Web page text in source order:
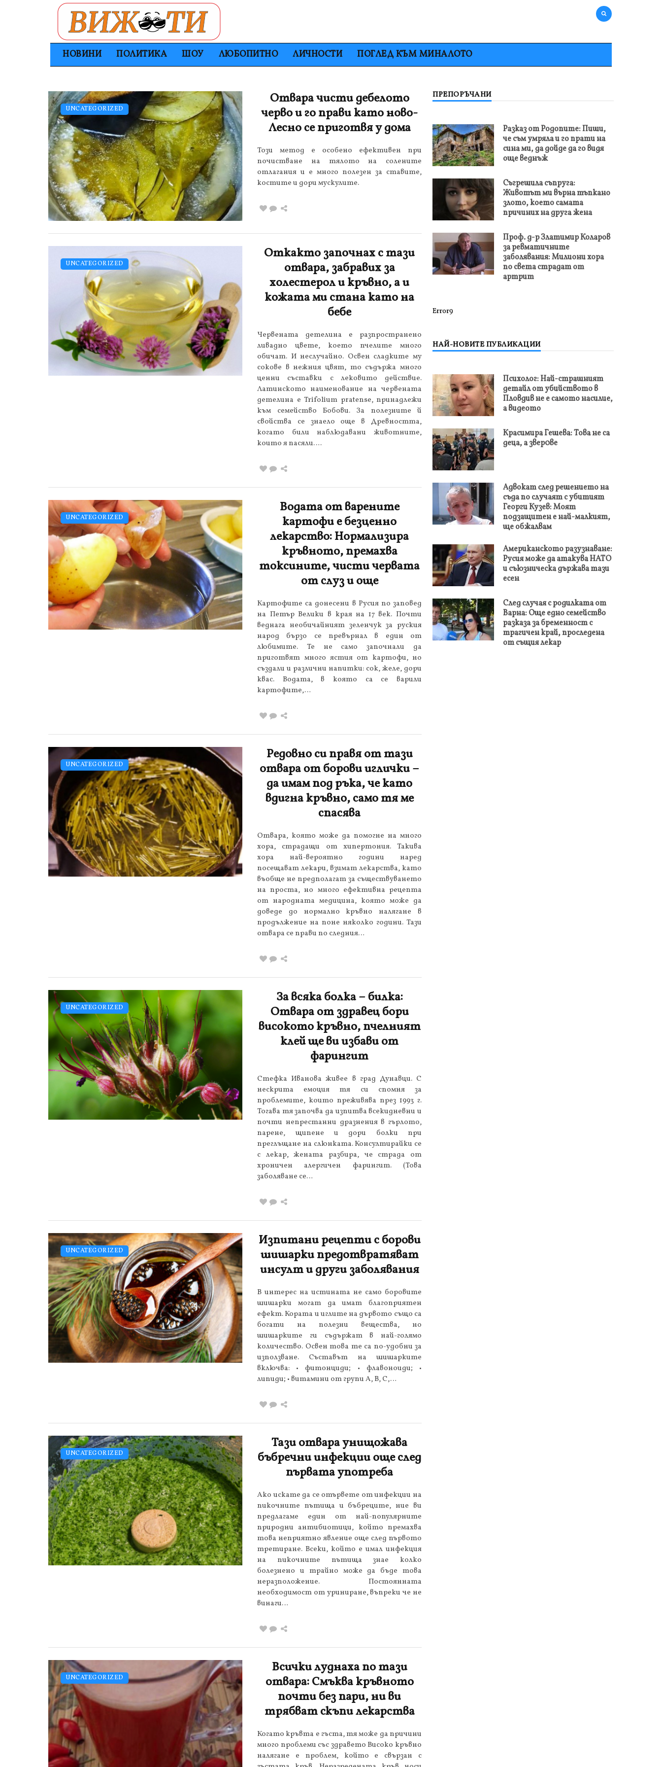
НОВИНИ ПОЛИТИКА ШОУ ЛЮБОПИТНО ЛИЧНОСТИ ПОГЛЕД КЪМ МИНАЛОТО
UNCATEGORIZED
Отвара чисти дебелото
черво и го прави като ново-
Лесно се приготвя у дома
Този метод е особено ефективен при
почистване на тялото на солените
отлагания и е много полезен за ставите,
костите и дори мускулите.
UNCATEGORIZED
Откакто започнах с тази
отвара, забравих за
холестерол и кръвно, а и
кожата ми стана като на
бебе
Червената детелина е разпространено
ливадно цвете, което пчелите много
обичат. И неслучайно. Освен сладките му
сокове в нежния цвят, то съдържа много
ценни съставки с лековито действие.
Латинското наименование на червената
детелина е Trifolium pratense, принадлежи
към семейство Бобови. За полезните й
свойства се знаело още в Древността,
когато били наблюдавани животните,
които я пасяли….
UNCATEGORIZED
Водата от варените
картофи е безценно
лекарство: Нормализира
кръвното, премахва
токсините, чисти червата
от слуз и още
Картофите са донесени в Русия по заповед
на Петър Велики в края на 17 век. Почти
веднага необичайният зеленчук за руския
народ бързо се превърнал в един от
любимите. Те не само започнали да
приготвят много ястия от картофи, но
създали и различни напитки: сок, желе, дори
квас. Водата, в която са се варили
картофите,…
UNCATEGORIZED
Редовно си правя от тази
отвара от борови иглички –
да имам под ръка, че като
вдигна кръвно, само тя ме
спасява
Отвара, която може да помогне на много
хора, страдащи от хипертония. Такива
хора най-вероятно години наред
посещават лекари, взимат лекарства, като
въобще не предполагат за съществуването
на проста, но много ефективна рецепта
от народната медицина, която може да
доведе до нормално кръвно налягане в
продължение на поне няколко години. Тази
отвара се прави по следния…
UNCATEGORIZED
За всяка болка – билка:
Отвара от здравец бори
високото кръвно, пчелният
клей ще ви избави от
фарингит
Стефка Иванова живее в град Дунавци. С
нескрита емоция тя си спомня за
проблемите, които преживява през 1993 г.
Тогава тя започва да изпитва всекидневни и
почти непрестанни дразнения в гърлото,
парене, щипене и дори болки при
преглъщане на слюнката. Консултирайки се
с лекар, жената разбира, че страда от
хроничен алергичен фарингит. (Това
заболяване се…
UNCATEGORIZED
Изпитани рецепти с борови
шишарки предотвратяват
инсулт и други заболявания
В интерес на истината не само боровите
шишарки могат да имат благоприятен
ефект. Кората и иглите на дървото също са
богати на полезни вещества, но
шишарките ги съдържат в най-голямо
количество. Освен това те са по-удобни за
използване. Съставът на шишарките
включва: • фитонциди; • флавоноиди; •
липиди; • витамини от групи A, B, C,…
UNCATEGORIZED
Тази отвара унищожава
бъбречни инфекции още след
първата употреба
Ако искате да се отървете от инфекции на
пикочните пътища и бъбреците, ние ви
предлагаме един от най-популярните
природни антибиотици, който премахва
това неприятно явление още след първото
третиране. Всеки, който е имал инфекция
на пикочните пътища знае колко
болезнено и трайно може да бъде това
неразположение. Постоянната
необходимост от уриниране, въпреки че не
винаги…
UNCATEGORIZED
Всички луднаха по тази
отвара: Смъква кръвното
почти без пари, ни ви
трябват скъпи лекарства
Когато кръвта е гъста, тя може да причини
много проблеми със здравето Високо кръвно
налягане е проблем, който е свързан с
ПРЕПОРЪЧАНИ
Разказ от Родопите: Пиши,
че съм умряла и го прати на
сина ми, да дойде да го видя
още веднъж
Съгрешила съпруга:
Животът ми върна тъпкано
злото, което самата
причиних на друга жена
Проф. д-р Златимир Коларов
за ревматичните
заболявания: Милиони хора
по света страдат от
артрит
Error9
НАЙ-НОВИТЕ ПУБЛИКАЦИИ
Психолог: Най-страшният
детайл от убийството в
Пловдив не е самото насилие,
а видеото
Красимира Гешева: Това не са
деца, а звер0ве
Адвокат след решението на
съда по случаят с убитият
Георги Кузев: Моят
подзащитен е най-малкият,
ще обжалвам
Американското разузнаване:
Русия може да атакува НАТО
и съюзническа държава тази
есен
След случая с родилката от
Варна: Още едно семейство
разказа за бременност с
трагичен край, проследена
от същия лекар